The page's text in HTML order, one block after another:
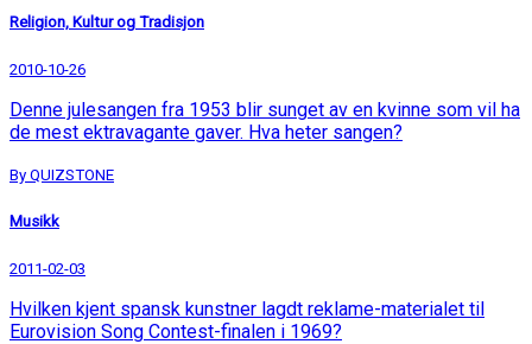
Religion, Kultur og Tradisjon
2010-10-26
Denne julesangen fra 1953 blir sunget av en kvinne som vil ha
de mest ektravagante gaver. Hva heter sangen?
By QUIZSTONE
Musikk
2011-02-03
Hvilken kjent spansk kunstner lagdt reklame-materialet til
Eurovision Song Contest-finalen i 1969?